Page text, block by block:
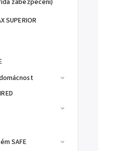
zabezpečení)
SUPERIOR
SAFE